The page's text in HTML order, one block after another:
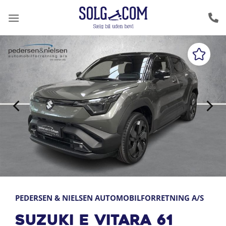
PEDERSEN & NIELSEN AUTOMOBILFORRETNING A/S
Suzuki e Vitara 61